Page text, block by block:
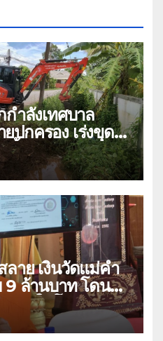
กำลังเทศบาล
ปกครอง เร่งขุด
น้ำ ป้องกันและลด
าย เงินวัดแม่คำ
9 ล้านบาท โดน
ลอกให้โอนข้ามปีก